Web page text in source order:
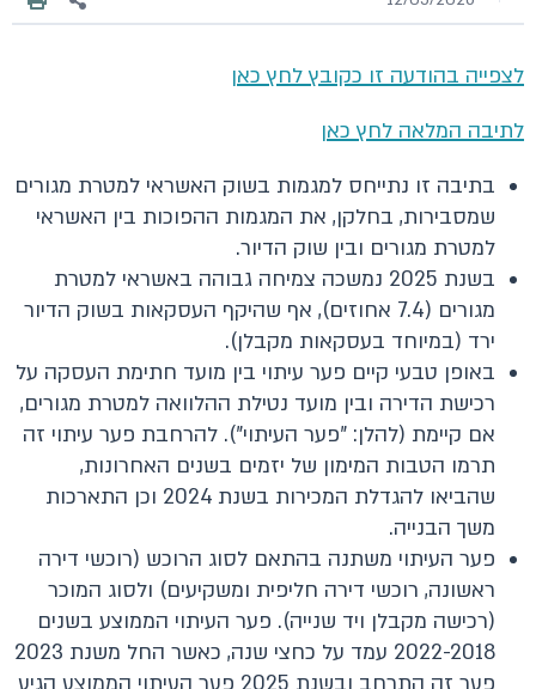
לצפייה בהודעה זו כקובץ לחץ כאן
לתיבה המלאה לחץ כאן
בתיבה זו נתייחס למגמות בשוק האשראי למטרת מגורים
שמסבירות, בחלקן, את המגמות ההפוכות בין האשראי
למטרת מגורים ובין שוק הדיור.
בשנת 2025 נמשכה צמיחה גבוהה באשראי למטרת
מגורים (7.4 אחוזים), אף שהיקף העסקאות בשוק הדיור
ירד (במיוחד בעסקאות מקבלן).
באופן טבעי קיים פער עיתוי בין מועד חתימת העסקה על
רכישת הדירה ובין מועד נטילת ההלוואה למטרת מגורים,
אם קיימת (להלן: "פער העיתוי"). להרחבת פער עיתוי זה
תרמו הטבות המימון של יזמים בשנים האחרונות,
שהביאו להגדלת המכירות בשנת 2024 וכן התארכות
משך הבנייה.
פער העיתוי משתנה בהתאם לסוג הרוכש (רוכשי דירה
ראשונה, רוכשי דירה חליפית ומשקיעים) ולסוג המוכר
(רכישה מקבלן ויד שנייה). פער העיתוי הממוצע בשנים
2022-2018 עמד על כחצי שנה, כאשר החל משנת 2023